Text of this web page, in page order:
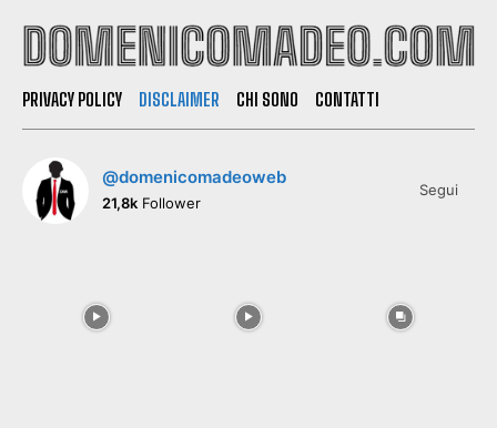
PRIVACY POLICY DISCLAIMER CHI SONO CONTATTI
@domenicomadeoweb
21,8k Follower
Segui